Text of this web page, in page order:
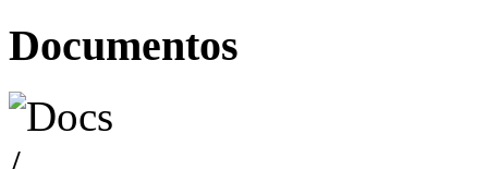
Documentos